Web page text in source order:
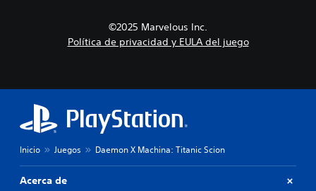
©2025 Marvelous Inc.
Política de privacidad y EULA del juego
Inicio Juegos Daemon X Machina: Titanic Scion
Acerca de